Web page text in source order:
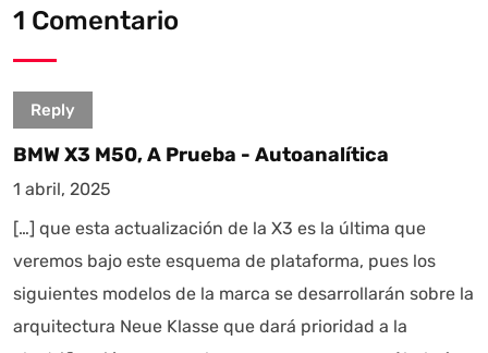
1 Comentario
Reply
BMW X3 M50, A Prueba - Autoanalítica
1 abril, 2025
[…] que esta actualización de la X3 es la última que
veremos bajo este esquema de plataforma, pues los
siguientes modelos de la marca se desarrollarán sobre la
arquitectura Neue Klasse que dará prioridad a la